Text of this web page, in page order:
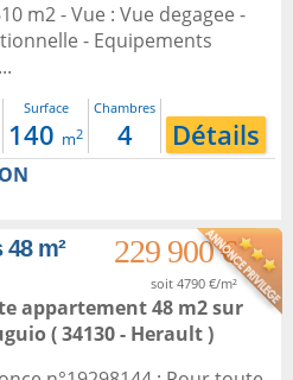
m2 - Vue : Vue degagee -
- Equipements
Surface
140 m2
Chambres
4 Détails
m²
229 900 €
soit 4790 €/m²
appartement 48 m2sur
( 34130 - Herault )